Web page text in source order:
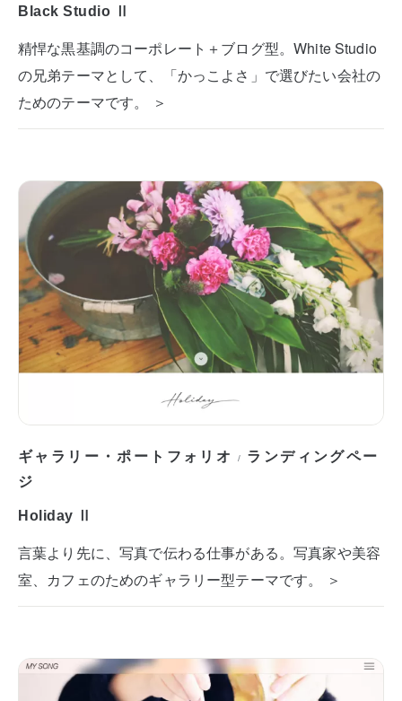
Black Studio Ⅱ
精悍な黒基調のコーポレート＋ブログ型。White Studio
の兄弟テーマとして、「かっこよさ」で選びたい会社の
ためのテーマです。 ＞
ギャラリー・ポートフォリオ / ランディングペー
ジ
Holiday Ⅱ
言葉より先に、写真で伝わる仕事がある。写真家や美容
室、カフェのためのギャラリー型テーマです。 ＞